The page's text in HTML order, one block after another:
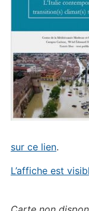
sur ce lien.
L’affiche est